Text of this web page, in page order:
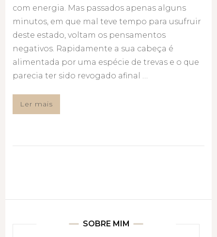
com energia. Mas passados apenas alguns
minutos, em que mal teve tempo para usufruir
deste estado, voltam os pensamentos
negativos. Rapidamente a sua cabeça é
alimentada por uma espécie de trevas e o que
parecia ter sido revogado afinal …
Ler mais
SOBRE MIM